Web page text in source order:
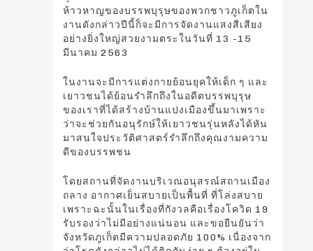
ห้าวหาญของบรรพบุรุษของพวกชาวภูเก็ตใน
งานดังกล่าวปีนี้ก็จะมีการจัดงานแสงสีเสียง
อย่างยิ่งใหญ่สวยงามตระในวันที่ 13 -15
มีนาคม 2563
ในงานจะมีการแต่งกายย้อนยุคให้เด็ก ๆ และ
เยาวชนได้ย้อนรำลึกถึงในอดีตบรรพบุรุษ
ของเราที่ได้สร้างบ้านแปงเมืองขึ้นมาเพราะ
ว่าจะช่วยกันอนุรักษ์ให้เยาวชนรุ่นหลังได้หัน
มาสนใจประวัติศาสตร์รำลึกถึงคุณงามความ
ดีของบรรพชน
โดยสถานที่จัดงานบริเวณอนุสรณ์สถานเมือง
ถลาง อากาศเย็นสบายเป็นพื้นที่ ที่โล่งสบาย
เพราะฉะนั้นในเรื่องที่กังวลคือเรื่องโควิด 19
รับรองว่าไม่มีอย่างแน่นอน และขอยืนยันว่า
จังหวัดภูเก็ตมีความปลอดภัย 100% เนื่องจาก